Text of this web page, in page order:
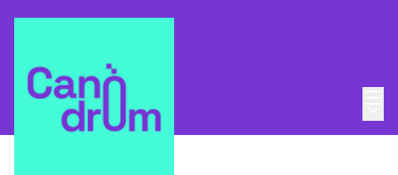
Taula Comunitària / Proposals